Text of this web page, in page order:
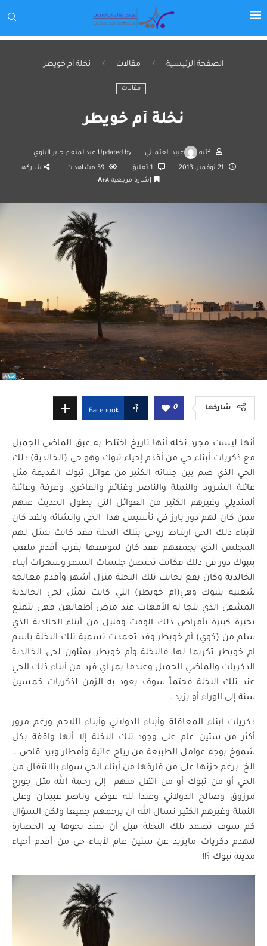
الصفحة الرئيسية مقالات نخلة أم خويطر
مقالات
نخلة أم خويطر
كتبه عبيد العثماني Updated by عبدالمنعم جابر البلوي
21 نوفمبر، 2013 59 مشاهدات
شاركها
إشارة مرجعية
A+A-
شاركها 0
Facebook
أنها ليست مجرد نخله أنها تاريخ اختلط به عبق الماضي الجميل
مع ذكريات أبناء حي من أقدم إحياء تبوك وهو حي (الخالدية) ذلك
الحي الذي ضم بين جنباته الكثير من عوائل تبوك القديمة مثل
عائلة الشرود والنملة والناصر وغنائم والفاخري وعرفة وعائلة
ألمنديلي وغيرهم الكثير من العوائل التي يطول الحديث عنهم
ممن كان لهم دور بارز في تأسيس هذا الحي وإنشائه ولقد كان
لأبناء ذلك الحي ارتباط روحي بتلك النخلة فقد كانت تمثل لهم
المجلس الذي يجمعهم فقد كان لموقعها بقرب أقدم ملعب
بتبوك دور فى ذلك فكانت تحتضن جلسات السمر وسهرات أبناء
الخالدية وكان يقع بجانب تلك النخلة منزل أشهر وأقدم معالجه
شعبيه بتبوك وهي(ام خويطر) التي كانت تمثل لحي الخالدية
المشفي الذي تلجا له الأمهات عند مرض أطفالهن فهى تتمتع
بخبرة كبيرة بأمراض ذلك الوقت وقليل من أبناء الخالدية الذي
سلم من (كوي) أم خويطر وقد تعمدت تسمية تلك النخلة باسم
ام خويطر تكريما لها فالنخلة وآم خويطر يمثلون لحى الخالدية
الذكريات والماضي الجميل وعندما يمر أي فرد من أبناء ذلك الحي
عند تلك النخلة فحتماً سوف يعود به الزمن لذكريات خمسين
سنة إلى الوراء أو يزيد .
ذكريات أبناء المعاقلة وأبناء الدولاني وأبناء اللاحم ورغم مرور
أكثر من ستين عام على وجود تلك النخلة إلا أنها واقفة بكل
شموخ بوجه عوامل الطبيعة من رياح عاتية وأمطار وبرد قاص ..
الخ برغم حزنها على من فارقها من أبناء الحي سواء بالانتقال من
الحي أو من تبوك أو من اتقل منهم إلى رحمة الله مثل جورج
مرزوق وصالح الدولاني وعبدا لله عوض وناصر عبيدان وعلى
النملة وغيرهم الكثير نسال الله ان يرحمهم جميعا ولكن السؤال
كم سوف تصمد تلك النخلة قبل أن تمتد نحوها يد الحضارة
لتهدم ذكريات مايزيد عن ستين عام لأبناء حي من أقدم أحياء
مدينة تبوك ؟!!